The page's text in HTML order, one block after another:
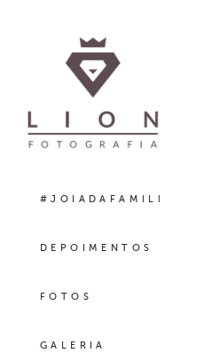
#JOIADAFAMILIA
DEPOIMENTOS
FOTOS
GALERIA